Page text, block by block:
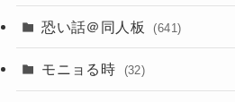
恐い話＠同人板 (641)
モニョる時 (32)